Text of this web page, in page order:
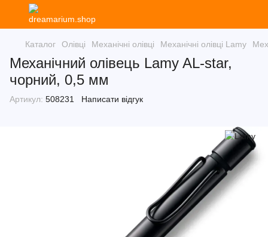
Каталог Олівці Механічні олівці Механічні олівці Lamy
Механічний олівець Lamy AL-star,
чорний, 0,5 мм
Артикул: 508231 Написати відгук